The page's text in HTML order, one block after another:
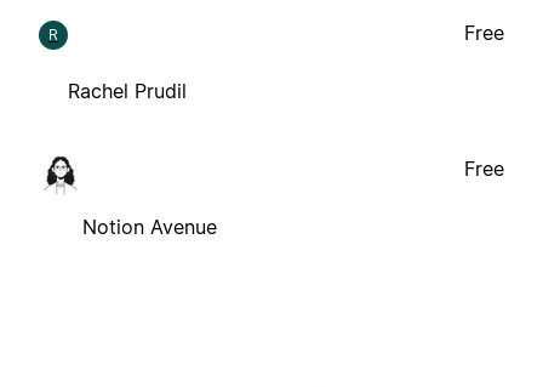
R
Rachel Prudil
Free
Notion Avenue
Free